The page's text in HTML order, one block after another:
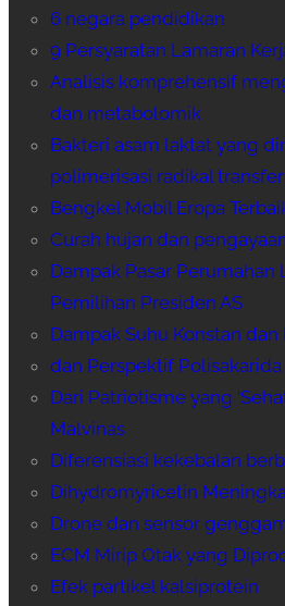
6 negara pendidikan
9 Persyaratan Lamaran
Analisis komprehensif
dan metabolomik
Bakteri asam laktat yang
polimerisasi radikal
Bengkel Mobil Eropa
Curah hujan dan
Dampak Pasar Perumahan
Pemilihan Presiden AS
Dampak Suhu Konstan
dan Perspektif Polisakarida
Dari Patriotisme yang
Malvinas
Diferensiasi kekebalan
Dihydromyricetin
Drone dan sensor
ECM Mirip Otak yang
Efek partikel kalsiprotein